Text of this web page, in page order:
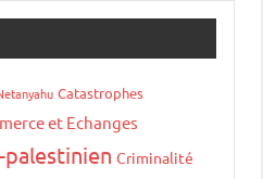
Catastrophes
et Echanges
Criminalité